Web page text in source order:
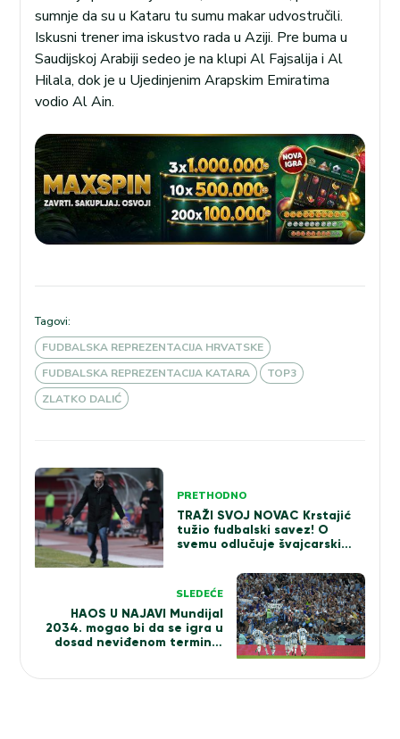
sumnje da su u Kataru tu sumu makar udvostručili.
Iskusni trener ima iskustvo rada u Aziji. Pre buma u
Saudijskoj Arabiji sedeo je na klupi Al Fajsalija i Al
Hilala, dok je u Ujedinjenim Arapskim Emiratima
vodio Al Ain.
Tagovi:
FUDBALSKA REPREZENTACIJA HRVATSKE
FUDBALSKA REPREZENTACIJA KATARA
TOP3
ZLATKO DALIĆ
Kretanje
članka
PRETHODNO
TRAŽI SVOJ NOVAC Krstajić
tužio fudbalski savez! O
svemu odlučuje švajcarski
SLEDEĆE
HAOS U NAJAVI Mundijal
2034. mogao bi da se igra u
dosad neviđenom terminu!